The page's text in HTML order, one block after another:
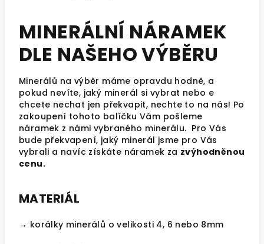
MINERÁLNÍ NÁRAMEK
DLE NAŠEHO VÝBĚRU
Minerálů na výběr máme opravdu hodně, a
pokud nevíte, jaký minerál si vybrat nebo e
chcete nechat jen překvapit, nechte to na nás! Po
zakoupení tohoto balíčku Vám pošleme
náramek z námi vybraného minerálu. Pro Vás
bude překvapení, jaký minerál jsme pro Vás
vybrali a navíc získáte náramek za zvýhodněnou
cenu.
MATERIÁL
→ korálky minerálů o velikosti 4, 6 nebo 8mm